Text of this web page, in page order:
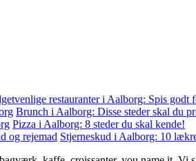
restauranter i Aalborg: Spis godt
Brunch i Aalborg: Disse steder skal du
Pizza i Aalborg: 8 steder du skal kende!
Stjerneskud i Aalborg: 10